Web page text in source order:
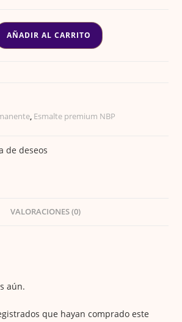
AÑADIR AL CARRITO
, Esmalte premium NBP
de deseos
VALORACIONES (0)
aún.
que hayan comprado este